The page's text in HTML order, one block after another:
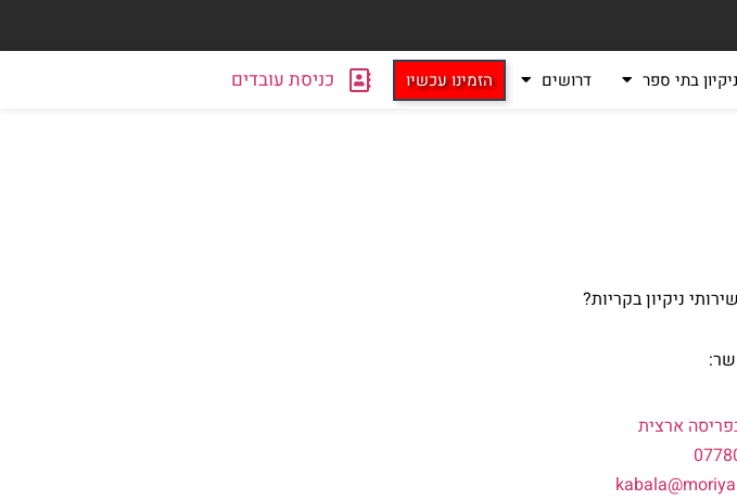
ניקיון בתי ספר דרושים הזמינו עכשיו כניסת עובדים
ניקיון בקריות?
ארצית